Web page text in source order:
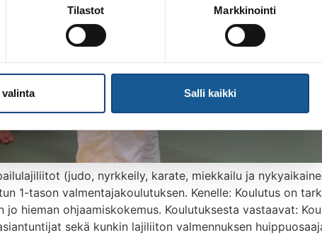
Tilastot Markkinointi
valinta Salli kaikki
(judo, nyrkkeily, karate, miekkailu ja
1-tason valmentajakoulutuksen. Kenelle: Koulutus on
hieman ohjaamiskokemus. Koulutuksesta vastaavat:
sekä kunkin lajiliiton valmennuksen